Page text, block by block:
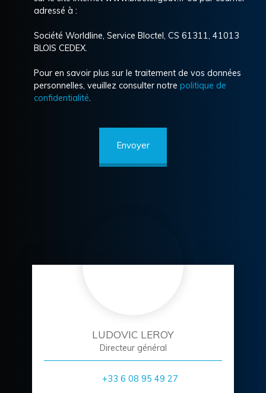
adressé à :
Société Worldline, Service Bloctel, CS 61311, 41013
BLOIS CEDEX.
Pour en savoir plus sur le traitement de vos données
personnelles, veuillez consulter notre politique de
confidentialité.
Envoyer
LUDOVIC LEROY
Directeur général
+33 6 08 95 49 27